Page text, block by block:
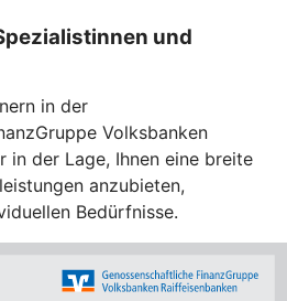
und
in der
Volksbanken
in der Lage, Ihnen eine breite
anzubieten,
Bedürfnisse.